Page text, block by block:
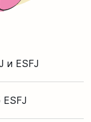
и ESFJ